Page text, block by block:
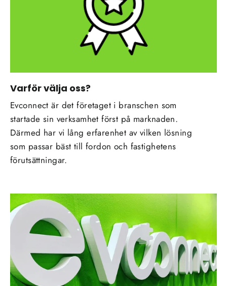
Varför välja oss?
Evconnect är det företaget i branschen som
startade sin verksamhet först på marknaden.
Därmed har vi lång erfarenhet av vilken lösning
som passar bäst till fordon och fastighetens
förutsättningar.